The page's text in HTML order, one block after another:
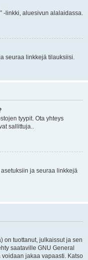
-linkki, aluesivun alalaidassa.
seuraa linkkejä tilauksiisi.
tyypit. Ota yhteys
sallittuja..
ja seuraa linkkejä
on tuottanut, julkaissut ja sen
saataville GNU General
jakaa vapaasti. Katso